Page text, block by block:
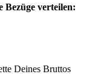
Bezüge verteilen:
Deines Bruttos